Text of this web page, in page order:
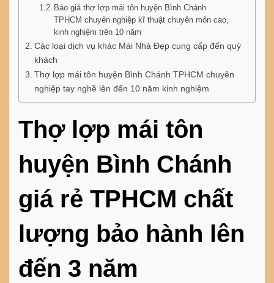
Báo giá thợ lợp mái tôn huyện Bình Chánh
TPHCM chuyên nghiệp kĩ thuật chuyên môn cao,
kinh nghiệm trên 10 năm
Các loại dịch vụ khác Mái Nhà Đẹp cung cấp đến quý
khách
Thợ lợp mái tôn huyện Bình Chánh TPHCM chuyên
nghiệp tay nghề lên đến 10 năm kinh nghiệm
Thợ lợp mái tôn
huyện Bình Chánh
giá rẻ TPHCM chất
lượng bảo hành lên
đến 3 năm